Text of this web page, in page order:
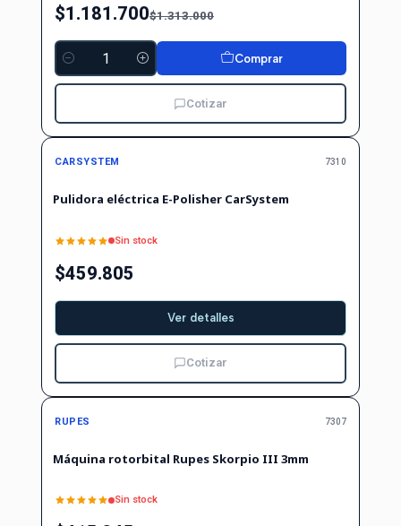
$1.181.700$1.313.000
Cantidad
Comprar
Cotizar
Agotado
CARSYSTEM 7310
Pulidora eléctrica E-Polisher CarSystem
Sin stock
$459.805
Ver detalles
Cotizar
No disponible
RUPES 7307
Máquina rotorbital Rupes Skorpio III 3mm
Sin stock